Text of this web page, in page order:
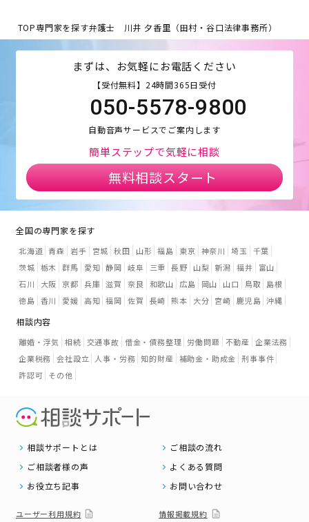
TOP専門家を探す弁護士 川井 夕香里（田村・谷口法律事務所）
まずは、お気軽にお電話ください
【受付無料】24時間365日受付
050-5578-9800
自動音声サービスでご案内します
簡単ステップで気軽に相談
無料相談スタート
全国の専門家を探す
北海道 青森 岩手 宮城 秋田 山形 福島 東京 神奈川 埼玉
千葉
茨城 栃木 群馬 愛知 静岡 岐阜 三重 長野 山梨 新潟 福井
富山
石川
大阪 京都 兵庫 滋賀 奈良 和歌山 広島 岡山 山口 鳥取
島根
徳島 香川 愛媛 高知 福岡 佐賀 長崎 熊本 大分 宮崎 鹿児島 沖縄
相談内容
離婚・浮気 相続 交通事故 借金・債務整理 労働問題 不動産 企業法務
企業税務 会社設立 人事・労務 知的財産 補助金・助成金 刑事事件
許認可 その他
相談サポートとは
ご相談の流れ
ご相談者様の声
よくある質問
お役立ち記事
お問い合わせ
ユーザー利用規約 情報掲載規約